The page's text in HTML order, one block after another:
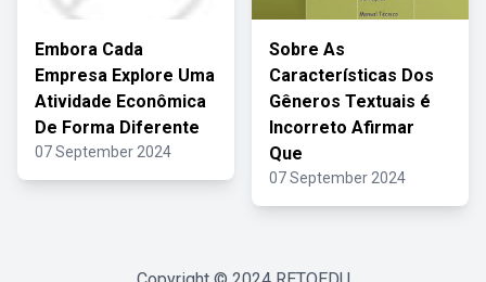
Embora Cada
Empresa Explore Uma
Atividade Econômica
De Forma Diferente
07 September 2024
Sobre As
Características Dos
Gêneros Textuais é
Incorreto Afirmar
Que
07 September 2024